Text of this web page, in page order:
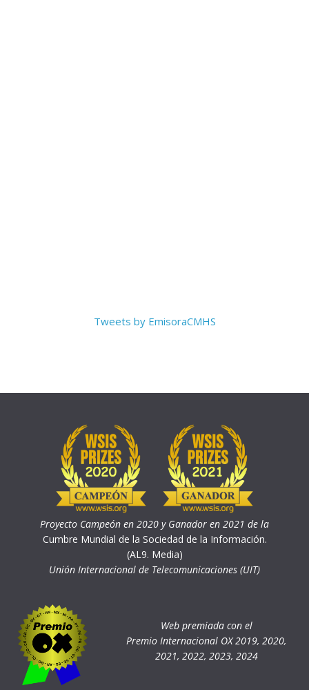
Tweets by EmisoraCMHS
Proyecto Campeón en 2020 y Ganador en 2021 de la
Cumbre Mundial de la Sociedad de la Información.
(AL9. Media)
Unión Internacional de Telecomunicaciones (UIT)
Web premiada con el
Premio Internacional OX 2019, 2020,
2021, 2022, 2023, 2024